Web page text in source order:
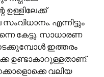
എന്നിട്ടും
കേട്ടു. സാധാരണ
ഇത്തരം
ഉണ്ടാകാറുള്ളതാണ്.
വലിയ